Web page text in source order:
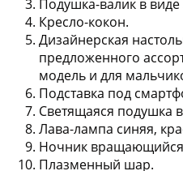
Подушка-валик в
Кресло-кокон.
Дизайнерская
предложенного
модель и для
Подставка под
Светящаяся подушка
Лава-лампа синяя,
Ночник вращающийся
Плазменный шар.